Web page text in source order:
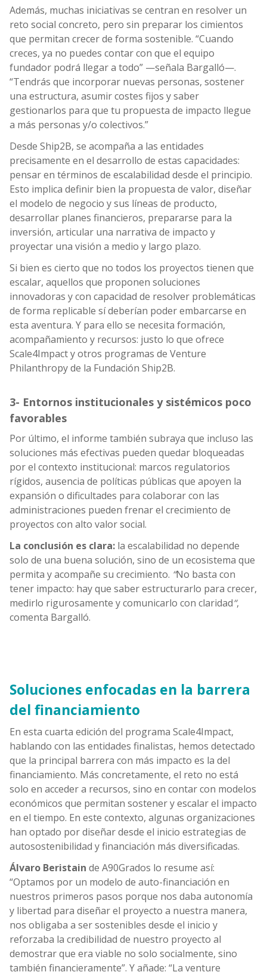
Además, muchas iniciativas se centran en resolver un
reto social concreto, pero sin preparar los cimientos
que permitan crecer de forma sostenible. “Cuando
creces, ya no puedes contar con que el equipo
fundador podrá llegar a todo” —señala Bargalló—.
“Tendrás que incorporar nuevas personas, sostener
una estructura, asumir costes fijos y saber
gestionarlos para que tu propuesta de impacto llegue
a más personas y/o colectivos.”
Desde Ship2B, se acompaña a las entidades
precisamente en el desarrollo de estas capacidades:
pensar en términos de escalabilidad desde el principio.
Esto implica definir bien la propuesta de valor, diseñar
el modelo de negocio y sus líneas de producto,
desarrollar planes financieros, prepararse para la
inversión, articular una narrativa de impacto y
proyectar una visión a medio y largo plazo.
Si bien es cierto que no todos los proyectos tienen que
escalar, aquellos que proponen soluciones
innovadoras y con capacidad de resolver problemáticas
de forma replicable sí deberían poder embarcarse en
esta aventura. Y para ello se necesita formación,
acompañamiento y recursos: justo lo que ofrece
Scale4Impact y otros programas de Venture
Philanthropy de la Fundación Ship2B.
3- Entornos institucionales y sistémicos poco
favorables
Por último, el informe también subraya que incluso las
soluciones más efectivas pueden quedar bloqueadas
por el contexto institucional: marcos regulatorios
rígidos, ausencia de políticas públicas que apoyen la
expansión o dificultades para colaborar con las
administraciones pueden frenar el crecimiento de
proyectos con alto valor social.
La conclusión es clara: la escalabilidad no depende
solo de una buena solución, sino de un ecosistema que
permita y acompañe su crecimiento. “No basta con
tener impacto: hay que saber estructurarlo para crecer,
medirlo rigurosamente y comunicarlo con claridad“,
comenta Bargalló.
Soluciones enfocadas en la barrera
del financiamiento
En esta cuarta edición del programa Scale4Impact,
hablando con las entidades finalistas, hemos detectado
que la principal barrera con más impacto es la del
financiamiento. Más concretamente, el reto no está
solo en acceder a recursos, sino en contar con modelos
económicos que permitan sostener y escalar el impacto
en el tiempo. En este contexto, algunas organizaciones
han optado por diseñar desde el inicio estrategias de
autosostenibilidad y financiación más diversificadas.
Álvaro Beristain de A90Grados lo resume así:
“Optamos por un modelo de auto-financiación en
nuestros primeros pasos porque nos daba autonomía
y libertad para diseñar el proyecto a nuestra manera,
nos obligaba a ser sostenibles desde el inicio y
reforzaba la credibilidad de nuestro proyecto al
demostrar que era viable no solo socialmente, sino
también financieramente”. Y añade: “La venture